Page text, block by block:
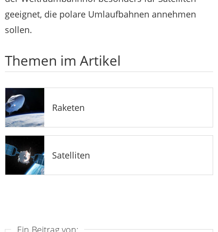
geeignet, die polare Umlaufbahnen annehmen
sollen.
Themen im Artikel
Raketen
Satelliten
Ein Beitrag von: